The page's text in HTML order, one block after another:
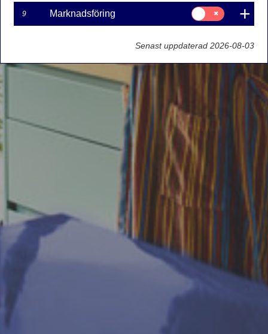
9 Marknadsföring
Samtycke
för:
Marknadsföring
Senast uppdaterad 2026-08-03